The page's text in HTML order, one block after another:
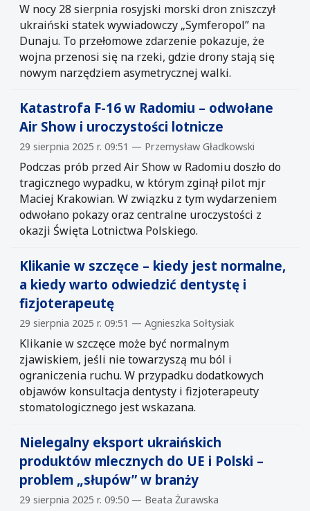
W nocy 28 sierpnia rosyjski morski dron zniszczył
ukraiński statek wywiadowczy „Symferopol” na
Dunaju. To przełomowe zdarzenie pokazuje, że
wojna przenosi się na rzeki, gdzie drony stają się
nowym narzędziem asymetrycznej walki.
Katastrofa F-16 w Radomiu – odwołane
Air Show i uroczystości lotnicze
29 sierpnia 2025 r. 09:51 — Przemysław Gładkowski
Podczas prób przed Air Show w Radomiu doszło do
tragicznego wypadku, w którym zginął pilot mjr
Maciej Krakowian. W związku z tym wydarzeniem
odwołano pokazy oraz centralne uroczystości z
okazji Święta Lotnictwa Polskiego.
Klikanie w szczęce – kiedy jest normalne,
a kiedy warto odwiedzić dentystę i
fizjoterapeutę
29 sierpnia 2025 r. 09:51 — Agnieszka Sołtysiak
Klikanie w szczęce może być normalnym
zjawiskiem, jeśli nie towarzyszą mu ból i
ograniczenia ruchu. W przypadku dodatkowych
objawów konsultacja dentysty i fizjoterapeuty
stomatologicznego jest wskazana.
Nielegalny eksport ukraińskich
produktów mlecznych do UE i Polski –
problem „słupów” w branży
29 sierpnia 2025 r. 09:50 — Beata Żurawska